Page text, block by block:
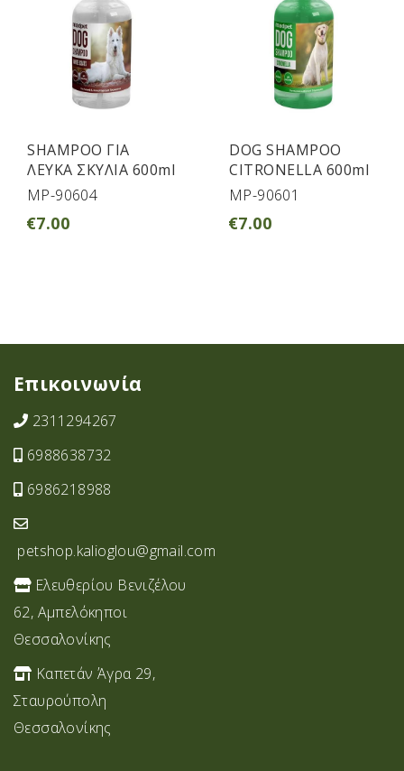
SHAMPOO ΓΙΑ
ΛΕΥΚΑ ΣΚΥΛΙΑ 600ml
MP-90604
€7.00
DOG SHAMPOO
CITRONELLA 600ml
MP-90601
€7.00
Επικοινωνία
2311294267
6988638732
6986218988
petshop.kalioglou@gmail.com
Ελευθερίου Βενιζέλου
62, Αμπελόκηποι
Θεσσαλονίκης
Καπετάν Άγρα 29,
Σταυρoύπολη
Θεσσαλονίκης